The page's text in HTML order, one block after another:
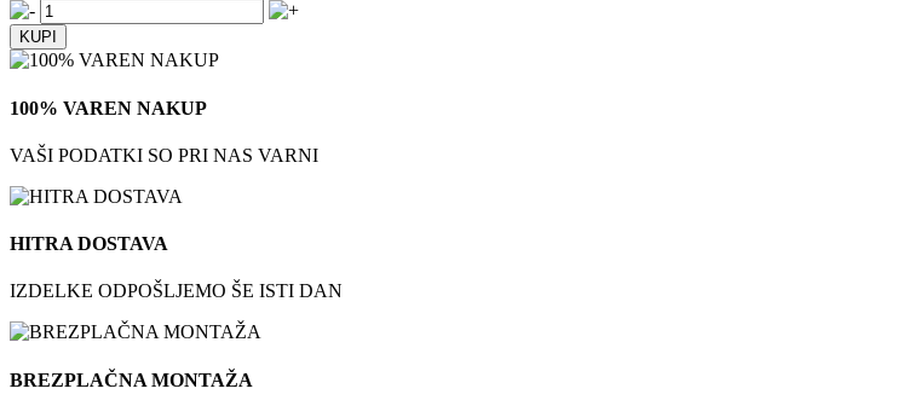
100% VAREN NAKUP
VAŠI PODATKI SO PRI NAS VARNI
HITRA DOSTAVA
IZDELKE ODPOŠLJEMO ŠE ISTI DAN
BREZPLAČNA MONTAŽA